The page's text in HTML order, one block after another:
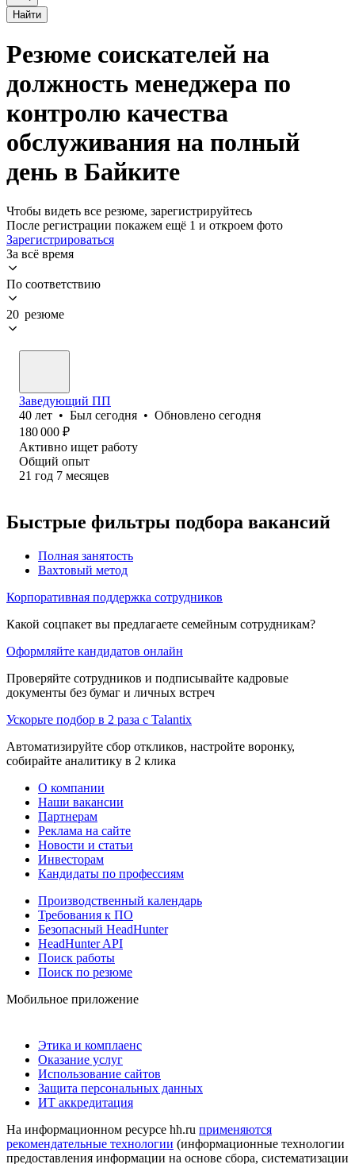
Найти
Резюме соискателей на
должность менеджера по
контролю качества
обслуживания на полный
день в Байките
Чтобы видеть все резюме, зарегистрируйтесь
После регистрации покажем ещё 1 и откроем фото
Зарегистрироваться
За всё время
По соответствию
20 резюме
Заведующий ПП
40 лет • Был сегодня • Обновлено сегодня
180 000 ₽
Активно ищет работу
Общий опыт
21 год 7 месяцев
Быстрые фильтры подбора вакансий
Полная занятость
Вахтовый метод
Корпоративная поддержка сотрудников
Какой соцпакет вы предлагаете семейным сотрудникам?
Оформляйте кандидатов онлайн
Проверяйте сотрудников и подписывайте кадровые
документы без бумаг и личных встреч
Ускорьте подбор в 2 раза с Talantix
Автоматизируйте сбор откликов, настройте воронку,
собирайте аналитику в 2 клика
О компании
Наши вакансии
Партнерам
Реклама на сайте
Новости и статьи
Инвесторам
Кандидаты по профессиям
Производственный календарь
Требования к ПО
Безопасный HeadHunter
HeadHunter API
Поиск работы
Поиск по резюме
Мобильное приложение
Этика и комплаенс
Оказание услуг
Использование сайтов
Защита персональных данных
ИТ аккредитация
На информационном ресурсе hh.ru применяются
рекомендательные технологии (информационные технологии
предоставления информации на основе сбора, систематизации